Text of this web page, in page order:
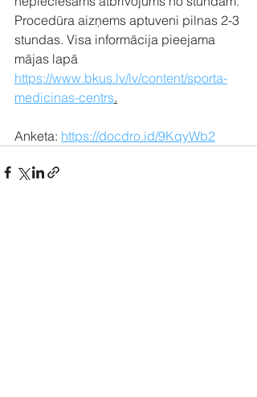
Procedūra aizņems aptuveni pilnas 2-3
stundas. Visa informācija pieejama
mājas lapā
https://www.bkus.lv/lv/content/sporta-
medicinas-centrs.
Anketa: https://docdro.id/9KqyWb2